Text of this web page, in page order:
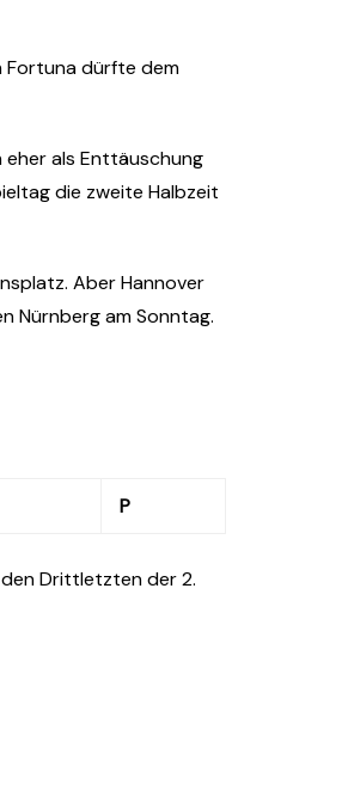
Fortuna dürfte dem
eher als Enttäuschung
die zweite Halbzeit
Aber Hannover
Nürnberg am Sonntag.
P
den Drittletzten der 2.